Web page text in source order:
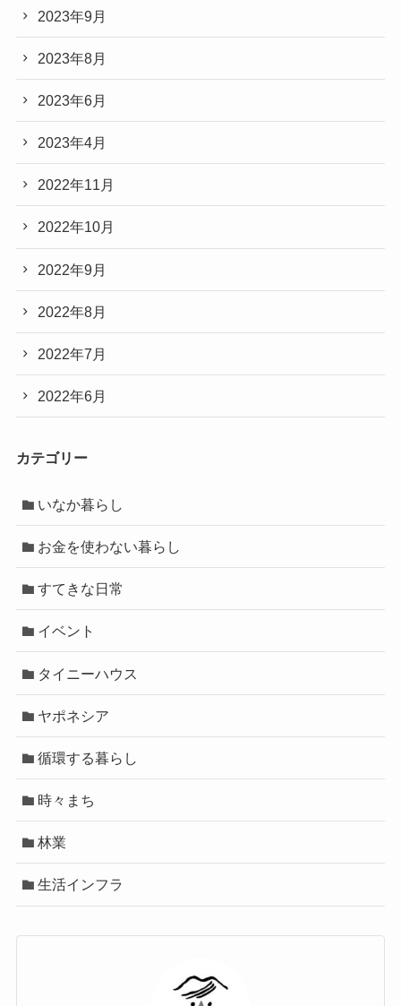
2023年9月
2023年8月
2023年6月
2023年4月
2022年11月
2022年10月
2022年9月
2022年8月
2022年7月
2022年6月
カテゴリー
いなか暮らし
お金を使わない暮らし
すてきな日常
イベント
タイニーハウス
ヤポネシア
循環する暮らし
時々まち
林業
生活インフラ